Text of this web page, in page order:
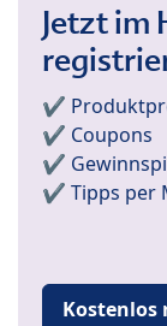
Jetzt im
✔️
✔️ Coupons
✔️
✔️ Tipps per
Kostenlos